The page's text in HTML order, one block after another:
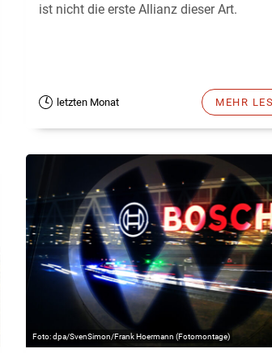
ist nicht die erste Allianz dieser Art.
letzten Monat MEHR
dpa/SvenSimon/Frank Hoermann (Fotomontage)